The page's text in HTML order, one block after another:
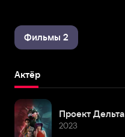
Фильмы 2
Актёр
Проект Дельта
2023